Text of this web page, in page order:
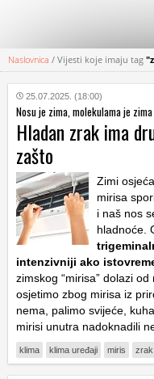
KATEGORIJE
HRVATSKI
WEB
Naslovnica / Vijesti koje imaju tag
25.07.2025. (18:00)
Nosu je zima, molekulama je
Hladan zrak ima
zašto
Zimi
mirisa
i naš nos
hladnoće.
intenzivniji ako
zimskog “mirisa” dolazi
osjetimo zbog mirisa iz
nema, palimo svijeće,
mirisi unutra nadoknadili
klima klima uređaji miris zrak